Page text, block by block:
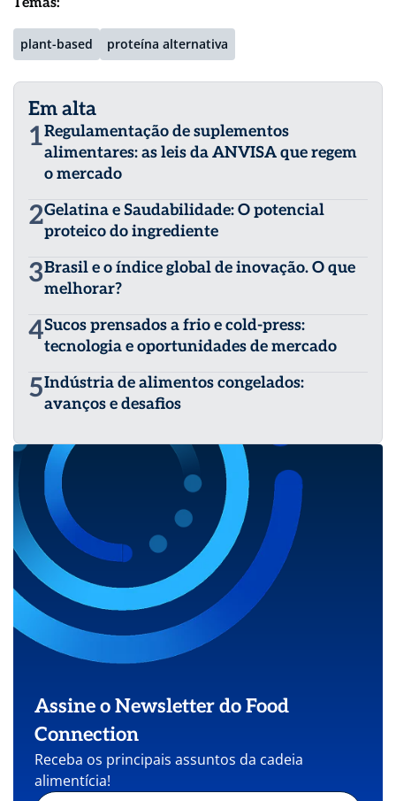
plant-based proteína alternativa
Em alta
1Regulamentação de suplementos
alimentares: as leis da ANVISA que regem
o mercado
2Gelatina e Saudabilidade: O potencial
proteico do ingrediente
3Brasil e o índice global de inovação. O que
melhorar?
4Sucos prensados a frio e cold-press:
tecnologia e oportunidades de mercado
5Indústria de alimentos congelados:
avanços e desafios
Assine o Newsletter do Food
Connection
Receba os principais assuntos da cadeia
alimentícia!